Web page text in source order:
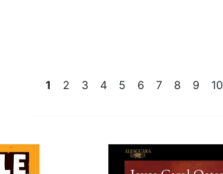
1 2 3 4 5 6 7 8 9 10